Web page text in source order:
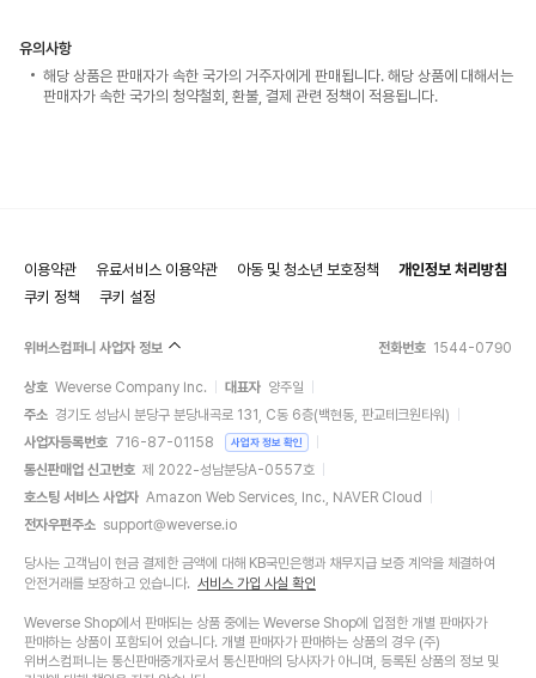
유의사항
해당 상품은 판매자가 속한 국가의 거주자에게 판매됩니다. 해당 상품에 대해서는
판매자가 속한 국가의 청약철회, 환불, 결제 관련 정책이 적용됩니다.
이용약관 유료서비스 이용약관 아동 및 청소년 보호정책
개인정보 처리방침
쿠키 정책
쿠키 설정
위버스컴퍼니 사업자 정보 전화번호 1544-0790
상호 Weverse Company Inc. 대표자 양주일
주소 경기도 성남시 분당구 분당내곡로 131, C동 6층(백현동, 판교테크원타워)
사업자등록번호 716-87-01158 사업자 정보 확인
통신판매업 신고번호 제 2022-성남분당A-0557호
호스팅 서비스 사업자 Amazon Web Services, Inc., NAVER Cloud
전자우편주소 support@weverse.io
당사는 고객님이 현금 결제한 금액에 대해 KB국민은행과 채무지급 보증 계약을 체결하여
안전거래를 보장하고 있습니다. 서비스 가입 사실 확인
Weverse Shop에서 판매되는 상품 중에는 Weverse Shop에 입점한 개별 판매자가
판매하는 상품이 포함되어 있습니다. 개별 판매자가 판매하는 상품의 경우 (주)
위버스컴퍼니는 통신판매중개자로서 통신판매의 당사자가 아니며, 등록된 상품의 정보 및